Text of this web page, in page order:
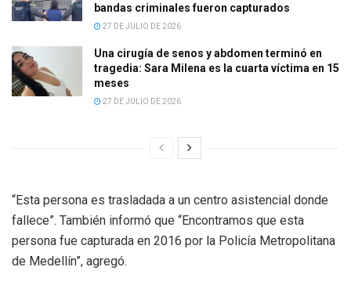
bandas criminales fueron capturados
27 DE JULIO DE 2026
Una cirugía de senos y abdomen terminó en
tragedia: Sara Milena es la cuarta víctima en 15
meses
27 DE JULIO DE 2026
“Esta persona es trasladada a un centro asistencial donde
fallece”. También informó que “Encontramos que esta
persona fue capturada en 2016 por la Policía Metropolitana
de Medellín”, agregó.